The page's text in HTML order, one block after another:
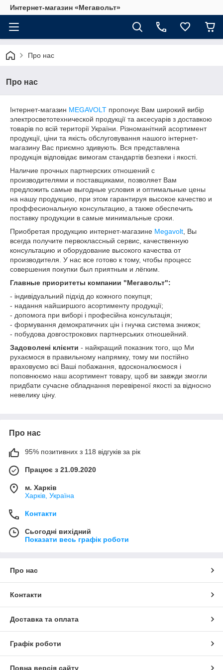
Интернет-магазин «Мегавольт»
Про нас
Про нас
Інтернет-магазин MEGAVOLT пропонує Вам широкий вибір
электросветотехнической продукції та аксесуарів з доставкою
товарів по всій території України. Різноманітний асортимент
продукції, ціни та якість обслуговування нашого інтернет-
магазину Вас приємно здивують. Вся представлена
продукція відповідає вимогам стандартів безпеки і якості.
Наличие прочных партнерских отношений с
производителями и поставщиками, позволяет Вам
предложить самые выгодные условия и оптимальные цены
на нашу продукцию, при этом гарантируя высокое качество и
проффесиональную консультацию, а также обеспечить
поставку продукции в самые минимальные сроки.
Приобретая продукцию интернет-магазине Megavolt , Вы
всегда получите первоклассный сервис, качественную
консультацию и оборудование высокого качества от
производителя. У нас все готово к тому, чтобы процесс
совершения покупки был приятным и лёгким.
Главные приоритеты компании "Мегавольт":
- індивідуальний підхід до кожного покупця;
- надання найширшого асортименту продукції;
- допомога при виборі і професійна консультація;
- формування демократичних цін і гнучка система знижок;
- побудова довгострокових партнерських отношейний.
Задоволені клієнти - найкращий показник того, що Ми
рухаємося в правильному напрямку, тому ми постійно
враховуємо всі Ваші побажання, вдосконалюємося і
поповнюємо наш асортимент товару, щоб ви завжди змогли
придбати сучасне обладнання перевіреної якості за відносно
невелику ціну.
Про нас
95% позитивних з 118 відгуків за рік
Працює з 21.09.2020
м. Харків
Харків, Україна
Контакти
Сьогодні вихідний
Показати весь графік роботи
Про нас
Контакти
Доставка та оплата
Графік роботи
Повна версія сайту